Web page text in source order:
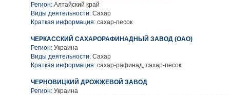
Регион: Алтайский край
Виды деятельности: Сахар
Краткая информация: сахар-песок
ЧЕРКАССКИЙ САХАРОРАФИНАДНЫЙ ЗАВОД (ОАО)
Регион: Украина
Виды деятельности: Сахар
Краткая информация: сахар-рафинад, сахар-песок
ЧЕРНОВИЦКИЙ ДРОЖЖЕВОЙ ЗАВОД
Регион: Украина